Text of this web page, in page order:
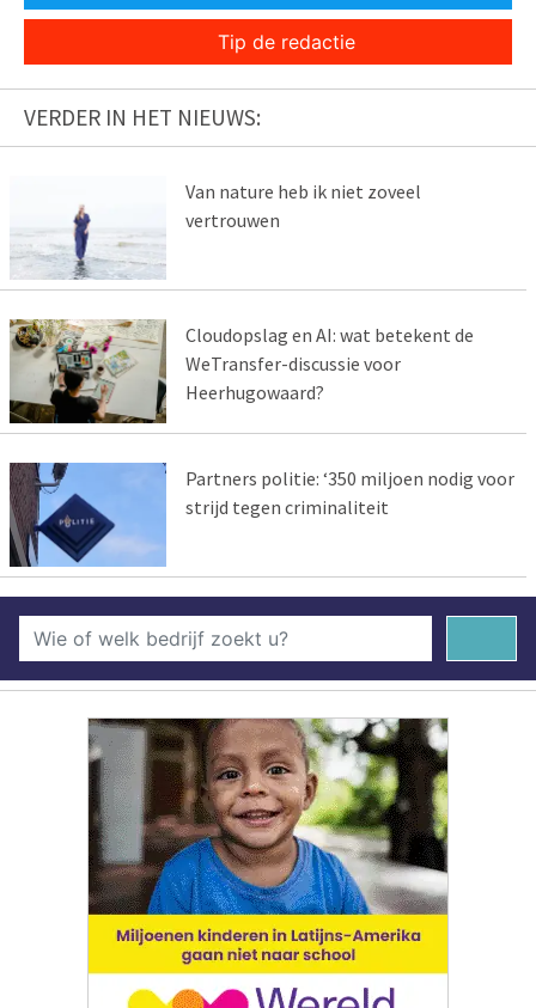
Tip de redactie
VERDER IN HET NIEUWS:
Van nature heb ik niet zoveel
vertrouwen
Cloudopslag en AI: wat betekent de
WeTransfer-discussie voor
Heerhugowaard?
Partners politie: ‘350 miljoen nodig voor
strijd tegen criminaliteit